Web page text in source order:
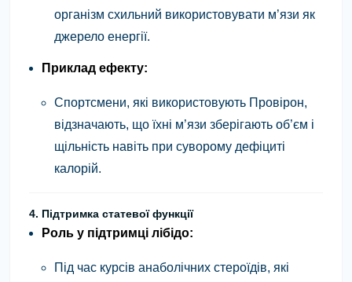
організм схильний використовувати м’язи як
джерело енергії.
Приклад ефекту:
Спортсмени, які використовують Провірон,
відзначають, що їхні м’язи зберігають об’єм і
щільність навіть при суворому дефіциті
калорій.
4. Підтримка статевої функції
Роль у підтримці лібідо:
Під час курсів анаболічних стероїдів, які